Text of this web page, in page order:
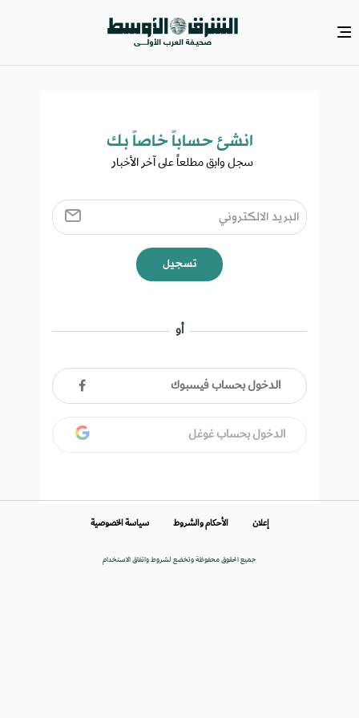
انشئ حساباً خاصاً بك​
سجل وابق مطلعاً على آخر الأخبار ​
تسجيل
أو
الدخول بحساب فيسبوك
الدخول بحساب غوغل
جميع الحقوق محفوظة وتخضع لشروط واتفاق الاستخدام
إعلان الأحكام والشروط سياسة الخصوصية